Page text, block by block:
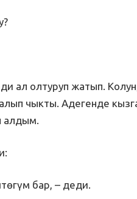
ал олтуруп жатып.
чыкты. Адегенде
алдым.
бар, – деди.